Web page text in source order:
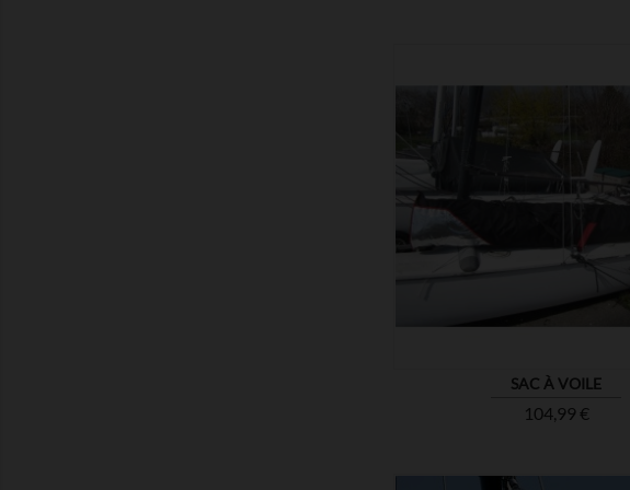
SAC À VOILE
Prix
104,99 €
